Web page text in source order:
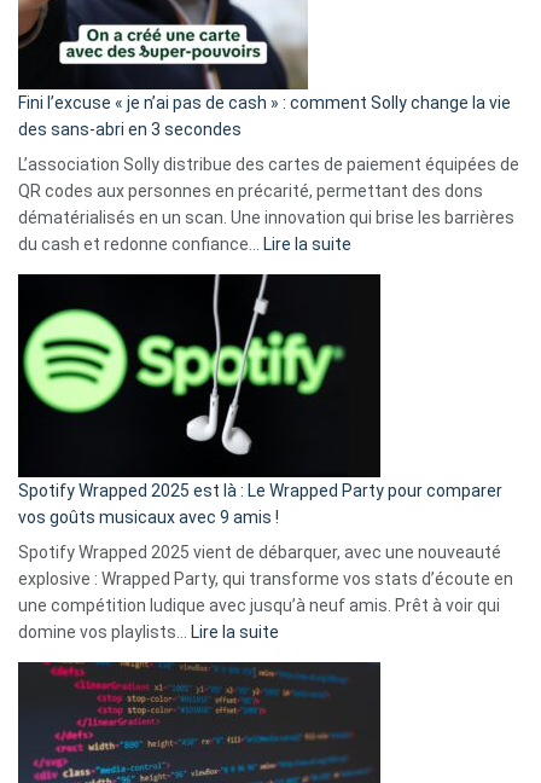
Fini l’excuse « je n’ai pas de cash » : comment Solly change la vie
des sans-abri en 3 secondes
L’association Solly distribue des cartes de paiement équipées de
QR codes aux personnes en précarité, permettant des dons
dématérialisés en un scan. Une innovation qui brise les barrières
du cash et redonne confiance…
Lire la suite
»
Solly
change
la
des
3
Spotify Wrapped 2025 est là : Le Wrapped Party pour comparer
vos goûts musicaux avec 9 amis !
Spotify Wrapped 2025 vient de débarquer, avec une nouveauté
explosive : Wrapped Party, qui transforme vos stats d’écoute en
une compétition ludique avec jusqu’à neuf amis. Prêt à voir qui
domine vos playlists…
Lire la suite
Wrapped
est
là